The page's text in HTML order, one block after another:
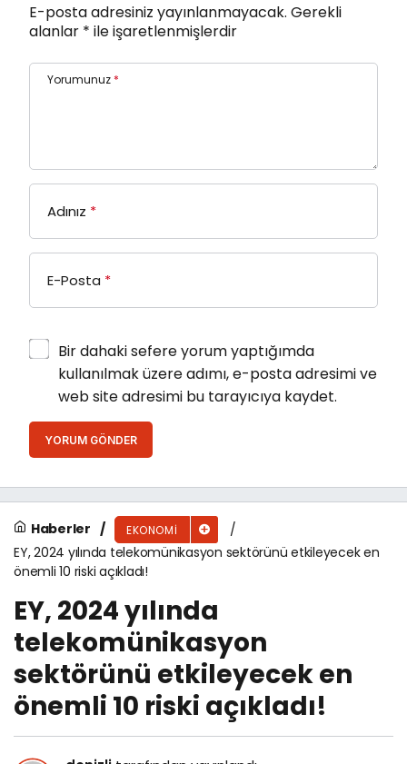
E-posta adresiniz yayınlanmayacak. Gerekli
alanlar * ile işaretlenmişlerdir
Yorumunuz *
Adınız *
E-Posta *
Bir dahaki sefere yorum yaptığımda
kullanılmak üzere adımı, e-posta adresimi ve
web site adresimi bu tarayıcıya kaydet.
YORUM GÖNDER
Haberler EKONOMI
EY, 2024 yılında telekomünikasyon sektörünü etkileyecek en
önemli 10 riski açıkladı!
EY, 2024 yılında
telekomünikasyon
sektörünü etkileyecek en
önemli 10 riski açıkladı!